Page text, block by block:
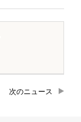
次のニュース